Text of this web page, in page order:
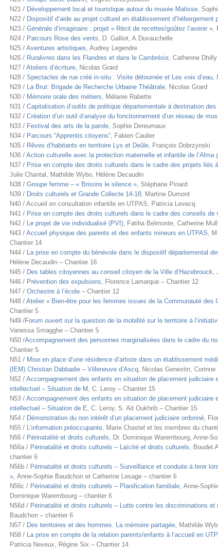
N21 / Développement local et touristique autour du musée Matisse,
N22 / Dispositif d’aide au projet culturel en établissement d’hébergement
N23 / Générale d’imaginaire : projet « Récit de recettes/goûtez l’avenir »,
N24 / Parcours Rose des vents, D. Galliot, A.Duvauchelle
N25 / Aventures artistiques, Audrey Legendre
N26 / Ruralivres dans les Flandres et dans le Cambrésis, Catherine Dhilly
N27 / Ateliers d’écriture, Nicolas Grard
N28 / Spectacles de rue créé in-situ : Visite détournée et Les voix d’eau,
N29 / La Brut: Brigade de Recherche Urbaine Théâtrale, Nicolas Grard
N30 / Mémoire orale des métiers, Mélanie Rabette
N31 / Capitalisation d’outils de politique départementale à destination
N32 / Création d’un outil d’analyse du fonctionnement d’un réseau de
N33 / Festival des arts de la parole, Sophie Dereumaux
N34 / Parcours “Apprentis citoyens”, Fabien Caulier
N35 / Rêves d’habitants en territoire Lys et Deûle, François Dobrzynski
N36 / Action culturelle avec la protection maternelle et infantile de l’Alma
N37 / Prise en compte des droits culturels dans le cadre des projets liés
Julie Chantal, Mathilde Wybo, Hélène Decaudin
N38 / Groupe femme – « Brisons le silence », Stéphane Pinard
N39 / Droits culturels et Grande Collecte 14-18, Martine Dumont
N40 / Accueil en consultation infantile en UTPAS, Patricia Levecq
N41 / Prise en compte des droits culturels dans le cadre des conseils de
N42 / Le projet de vie individualisé (PVI), Fatiha Belmonte, Catherine
N43 / Accueil physique des parents et des enfants mineurs en UTPAS,
Chantier 14
N44 / La prise en compte du bénévole dans le dispositif départemental
Hélène Decaudin – Chantier 16
N45 / Des tables citoyennes au conseil citoyen de la Ville d’Hazebrouck,
N46 / Prévention des expulsions, Florence Lamarque – Chantier 12
N47 / Orchestre à l’école – Chantier 12
N48 / Atelier « Bien-être pour les femmes issues de la Communauté des
Chantier 5
N49 /Forum ouvert sur la question de la mobilité sur le territoire à
Vanessa Smagghe – Chantier 5
N50 /Accompagnement des personnes marginalisées dans le cadre du
Chantier 5
N51 / Mise en place d’une résidence d’artiste dans un établissement
(IEM) Christian Dabbadie – Villeneuve d’Ascq, Nicolas Genestin,
N52 / Accompagnement des enfants en situation de placement judiciaire
intellectuel – Situation de M , C. Leroy – Chantier 15
N53 / Accompagnement des enfants en situation de placement judiciaire
intellectuel – Situation de E, C. Leroy, S. Ait Oukhrib – Chantier 15
N54 / Démonstration du non intérêt d’un placement judiciaire ordonné,
N55 / L’information préoccupante, Marie Chastel et les membres du
N56 / Périnatalité et droits culturels, Dr. Dominique Warembourg, Anne-
N56a / Périnatalité et droits culturels – Laïcité et droits culturels, Boudet
chantier 6
N56b / Périnatalité et droits culturels – Surveillance et conduite à tenir
», Anne-Sophie Baudchon et Catherine Lesage – chantier 6
N56c / Périnatalité et droits culturels – Planification familiale, Anne-
Dominique Warembourg – chantier 6
N56d / Périnatalité et droits culturels – Lutte contre les discriminations et
Baudchon – chantier 6
N57 / Des territoires et des hommes. La mémoire partagée, Mathilde
N58 / La prise en compte de la relation parents/enfants à l’accueil en
Patricia Neveux, Régine Six – Chantier 14